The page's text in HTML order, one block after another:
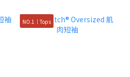
NO.1｜Tops